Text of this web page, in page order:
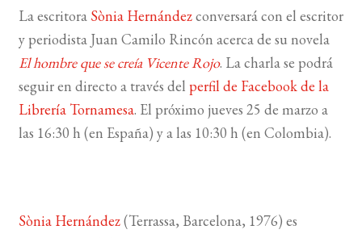
MI CUENTA
BUSCAR
LISTA DE LIBROS
La escritora Sònia Hernándezconversará con el escritor
y periodista Juan Camilo Rincón acerca de su novela
El hombre que se creía Vicente Rojo. La charla se podrá
seguir en directo a través del perfil de Facebook de la
Librería Tornamesa. El próximo jueves 25 de marzo a
las 16:30 h (en España) y a las 10:30 h (en Colombia).
Sònia Hernández(Terrassa, Barcelona, 1976) es